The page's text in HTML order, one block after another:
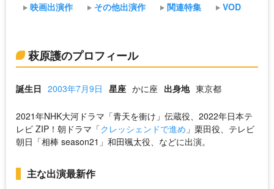
映画出演作
その他出演作 関連特集 VOD
萩原護のプロフィール
誕生日 2003年7月9日 星座 かに座 出身地 東京都
2021年NHK大河ドラマ「青天を衝け」伝蔵役、2022年日本テ
レビ ZIP！朝ドラマ「クレッシェンドで進め 」栗田役、テレビ
朝日「相棒 season21」和田颯太役、などに出演。
主な出演最新作